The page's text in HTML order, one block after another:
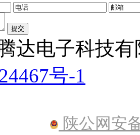
达电子科技
号-1
陕公网安